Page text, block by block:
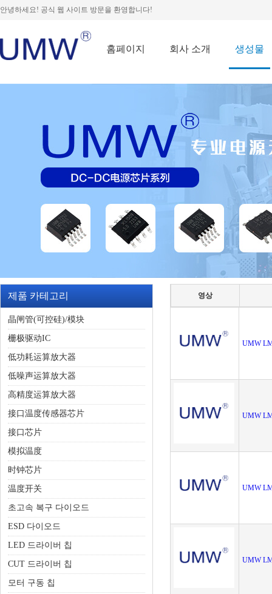
안녕하세요! 공식 웹 사이트 방문을 환영합니다!
홈페이지 회사 소개 생성물
제품 카테고리
晶闸管(可控硅)/模块
栅极驱动IC
低功耗运算放大器
低噪声运算放大器
高精度运算放大器
接口温度传感器芯片
接口芯片
模拟温度
时钟芯片
温度开关
초고속 복구 다이오드
ESD 다이오드
LED 드라이버 칩
CUT 드라이버 칩
모터 구동 칩
영상
UMW
UMW
UMW
UMW